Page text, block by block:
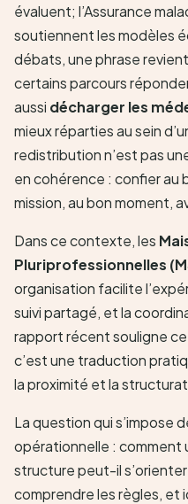
évaluent; l’Assurance
soutiennent les modèles
débats, une phrase
certains parcours
aussi décharger les
mieux réparties au sein
redistribution n’est pas
en cohérence : confier au
mission, au bon moment,
Dans ce contexte, les
Pluriprofessionnelles
organisation facilite
suivi partagé, et la
rapport récent souligne ce
c’est une traduction
la proximité et la
La question qui s’impose
opérationnelle : comment
structure peut-il
comprendre les règles, et